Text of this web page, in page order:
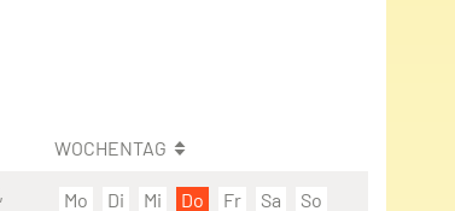
WOCHENTAG
Mo Di Mi Do Fr Sa
So